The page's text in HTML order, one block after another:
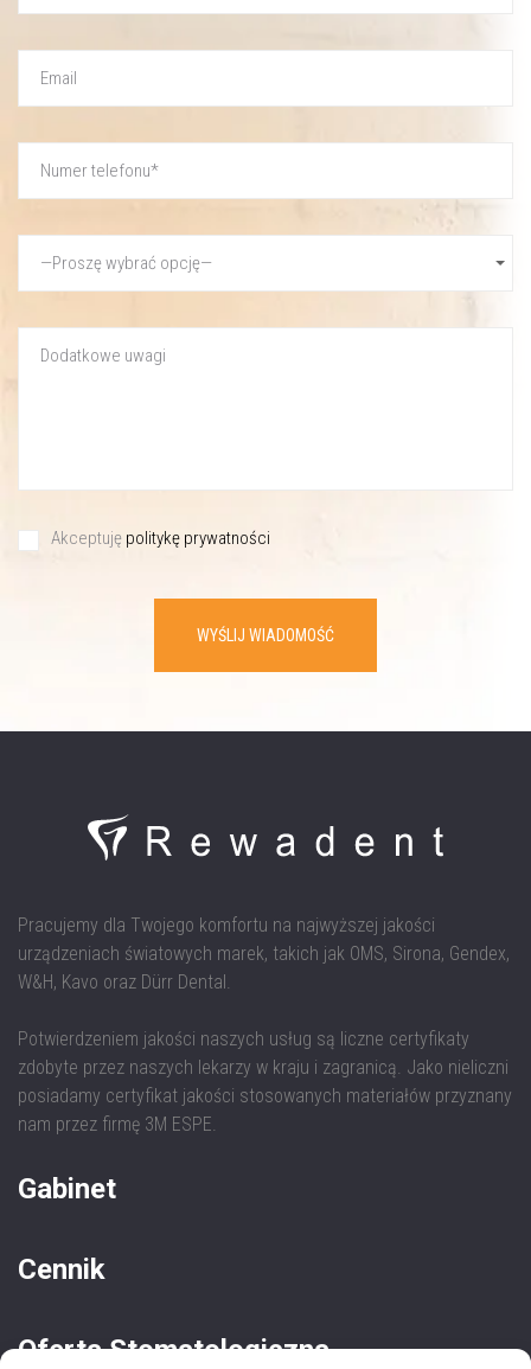
Akceptuję politykę prywatności
WYŚLIJ WIADOMOŚĆ
Pracujemy dla Twojego komfortu na najwyższej jakości
urządzeniach światowych marek, takich jak OMS, Sirona, Gendex,
W&H, Kavo oraz Dürr Dental.
Potwierdzeniem jakości naszych usług są liczne certyfikaty
zdobyte przez naszych lekarzy w kraju i zagranicą. Jako nieliczni
posiadamy certyfikat jakości stosowanych materiałów przyznany
nam przez firmę 3M ESPE.
Gabinet
Cennik
Oferta Stomatologiczna